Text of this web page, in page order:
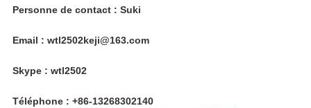
Personne de contact : Suki
Email : wtl2502keji@163.com
Skype : wtl2502
Téléphone : +86-13268302140